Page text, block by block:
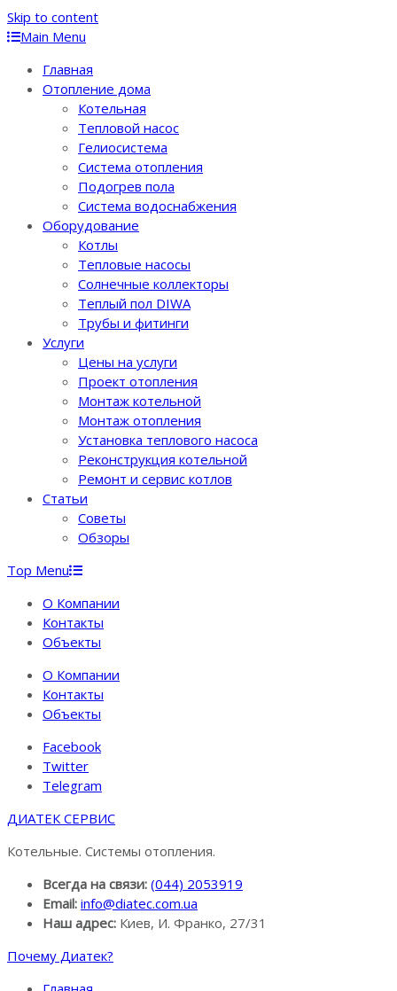
Skip to content
Main Menu
Главная
Отопление дома
Котельная
Тепловой насос
Гелиосистема
Система отопления
Подогрев пола
Система водоснабжения
Оборудование
Котлы
Тепловые насосы
Солнечные коллекторы
Теплый пол DIWA
Трубы и фитинги
Услуги
Цены на услуги
Проект отопления
Монтаж котельной
Монтаж отопления
Установка теплового насоса
Реконструкция котельной
Ремонт и сервис котлов
Статьи
Советы
Обзоры
Top Menu
О Компании
Контакты
Объекты
О Компании
Контакты
Объекты
Facebook
Twitter
Telegram
ДИАТЕК СЕРВИС
Котельные. Системы отопления.
Всегда на связи: (044) 2053919
Email: info@diatec.com.ua
Наш адрес: Киев, И. Франко, 27/31
Почему Диатек?